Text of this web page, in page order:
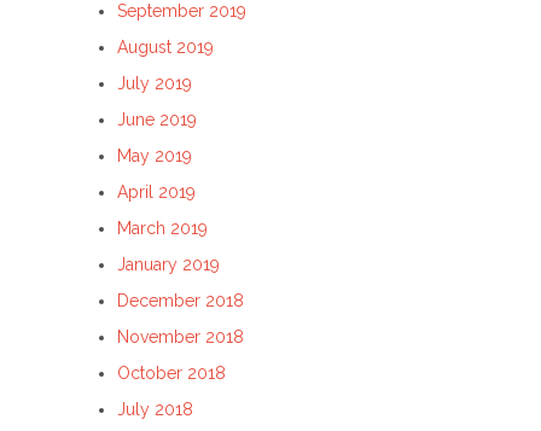
September 2019
August 2019
July 2019
June 2019
May 2019
April 2019
March 2019
January 2019
December 2018
November 2018
October 2018
July 2018